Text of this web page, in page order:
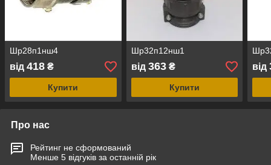
Шр28п1нш4
від 418 ₴
Купити
Шр32п12нш1
від 363₴
Купити
від
Про нас
Рейтинг не сформований
Менше 5 відгуків за останній рік